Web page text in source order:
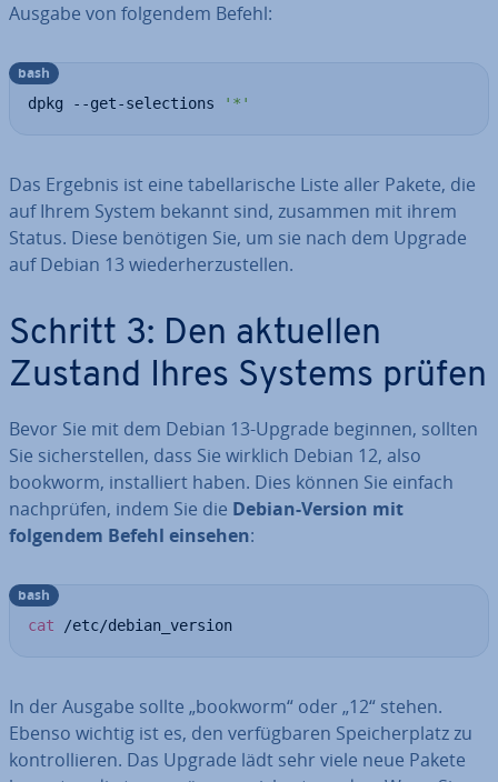
Ausgabe von folgendem Befehl:
dpkg --get-selections '*'
bash
Das Ergebnis ist eine ta­bel­la­ri­sche Liste aller Pakete, die
auf Ihrem System bekannt sind, zusammen mit ihrem
Status. Diese benötigen Sie, um sie nach dem Upgrade
auf Debian 13 wie­der­her­zu­stel­len.
Schritt 3: Den aktuellen
Zustand Ihres Systems prüfen
Bevor Sie mit dem Debian 13-Upgrade beginnen, sollten
Sie si­cher­stel­len, dass Sie wirklich Debian 12, also
bookworm, in­stal­liert haben. Dies können Sie einfach
nach­prü­fen, indem Sie die Debian-Version mit
folgendem Befehl einsehen:
cat /etc/debian_version
bash
In der Ausgabe sollte „bookworm“ oder „12“ stehen.
Ebenso wichtig ist es, den ver­füg­ba­ren Spei­cher­platz zu
kon­trol­lie­ren. Das Upgrade lädt sehr viele neue Pakete